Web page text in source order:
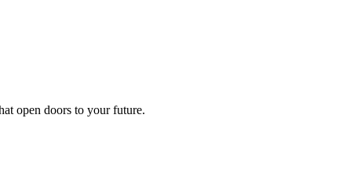
open doors to your future.